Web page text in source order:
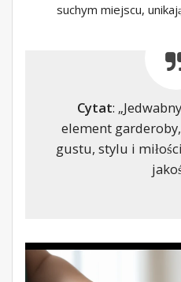
suchym miejscu,
Cytat:
element
gustu, stylu i